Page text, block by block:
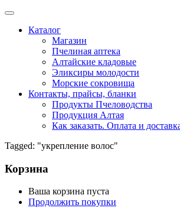
Каталог
Магазин
Пчелиная аптека
Алтайские кладовые
Эликсиры молодости
Морские сокровища
Контакты, прайсы, бланки
Продукты Пчеловодства
Продукция Алтая
Как заказать. Оплата и
Tagged: "укрепление волос"
Корзина
Ваша корзина пуста
Продолжить покупки